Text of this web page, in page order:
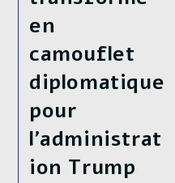
en
camouflet
diplomatique
pour
l’administrat
ion Trump